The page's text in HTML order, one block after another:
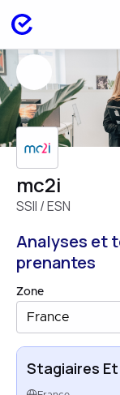
mc2i
SSII / ESN
Analyses et
prenantes
Zone
France
Stagiaires